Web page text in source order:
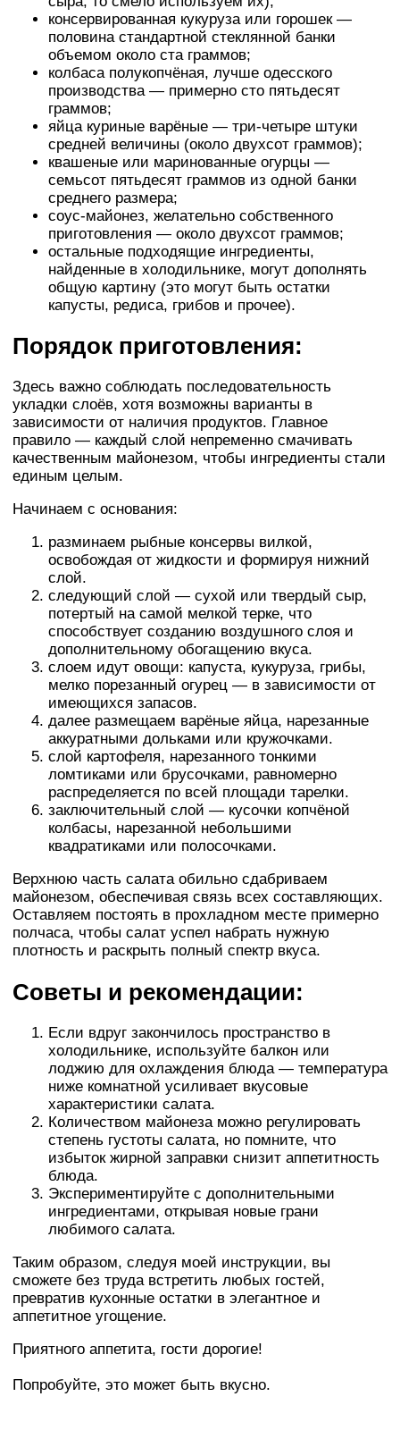
консервированная кукуруза или горошек —
половина стандартной стеклянной банки
объемом около ста граммов;
колбаса полукопчёная, лучше одесского
производства — примерно сто пятьдесят
граммов;
яйца куриные варёные — три-четыре штуки
средней величины (около двухсот граммов);
квашеные или маринованные огурцы —
семьсот пятьдесят граммов из одной банки
среднего размера;
соус-майонез, желательно собственного
приготовления — около двухсот граммов;
остальные подходящие ингредиенты,
найденные в холодильнике, могут дополнять
общую картину (это могут быть остатки
капусты, редиса, грибов и прочее).
Порядок приготовления:
Здесь важно соблюдать последовательность
укладки слоёв, хотя возможны варианты в
зависимости от наличия продуктов. Главное
правило — каждый слой непременно смачивать
качественным майонезом, чтобы ингредиенты стали
единым целым.
Начинаем с основания:
разминаем рыбные консервы вилкой,
освобождая от жидкости и формируя нижний
слой.
следующий слой — сухой или твердый сыр,
потертый на самой мелкой терке, что
способствует созданию воздушного слоя и
дополнительному обогащению вкуса.
слоем идут овощи: капуста, кукуруза, грибы,
мелко порезанный огурец — в зависимости от
имеющихся запасов.
далее размещаем варёные яйца, нарезанные
аккуратными дольками или кружочками.
слой картофеля, нарезанного тонкими
ломтиками или брусочками, равномерно
распределяется по всей площади тарелки.
заключительный слой — кусочки копчёной
колбасы, нарезанной небольшими
квадратиками или полосочками.
Верхнюю часть салата обильно сдабриваем
майонезом, обеспечивая связь всех составляющих.
Оставляем постоять в прохладном месте примерно
полчаса, чтобы салат успел набрать нужную
плотность и раскрыть полный спектр вкуса.
Советы и рекомендации:
Если вдруг закончилось пространство в
холодильнике, используйте балкон или
лоджию для охлаждения блюда — температура
ниже комнатной усиливает вкусовые
характеристики салата.
Количеством майонеза можно регулировать
степень густоты салата, но помните, что
избыток жирной заправки снизит аппетитность
блюда.
Экспериментируйте с дополнительными
ингредиентами, открывая новые грани
любимого салата.
Таким образом, следуя моей инструкции, вы
сможете без труда встретить любых гостей,
превратив кухонные остатки в элегантное и
аппетитное угощение.
Приятного аппетита, гости дорогие!
Попробуйте, это может быть вкусно.